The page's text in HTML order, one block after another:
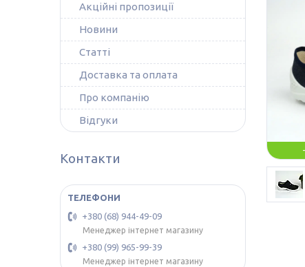
Акційні пропозиції
Новини
Статті
Доставка та оплата
Про компанію
Відгуки
Контакти
+380 (68) 944-49-09
Менеджер інтернет магазину
+380 (99) 965-99-39
Менеджер інтернет магазину